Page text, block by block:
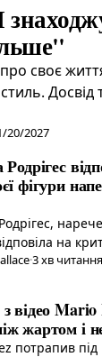
своє
Досвід
20/2027
фігури
на
·3хв читання
відео
жартом і
потрапив під